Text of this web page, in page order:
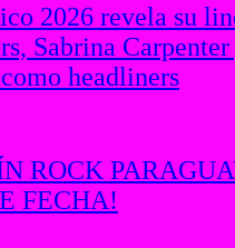
2026 revela su
Sabrina
headliners
ROCK
FECHA!